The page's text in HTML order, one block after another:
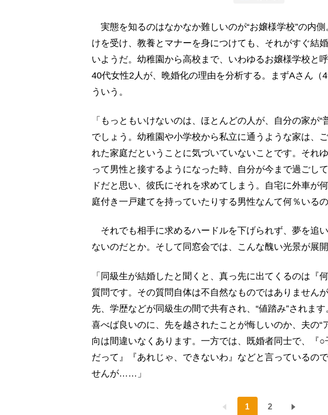
実態を知るのはなかなか難しいのが“お嬢様学校”の内
けを受け、教養とマナーを身につけても、それがすぐ結
いようだ。幼稚園から高校まで、いわゆるお嬢様学校と
40代女性2人が、晩婚化の理由を分析する。まずAさん（
ういう。
「もっともいけないのは、ほとんどの人が、自分の家が“
でしょう。幼稚園や小学校から私立に通うような家は、
れた家庭だということに気づいていないことです。それ
って男性と接するようになった時、自分が今まで過ごし
ドだと思い、彼氏にそれを求めてしまう。自宅に外車が
庭付き一戸建てを持っていたりする男性なんて何％いる
それでも相手に求めるハードルを下げられず、夢を追
ないのだとか。そして同窓会では、こんな醜い光景が展開
「同級生が結婚したと聞くと、真っ先に出てくるのは『
質問です。その質問自体は不自然なものではありません
先、学歴などが同級生の間で共有され、“値踏み”されま
喜べば良いのに、先を越されたことが悔しいのか、夫の“
向は間違いなくあります。一方では、既婚者同士で、『
だって』『あれじゃ、できないわ』などと言っているの
せんが……」
1 2